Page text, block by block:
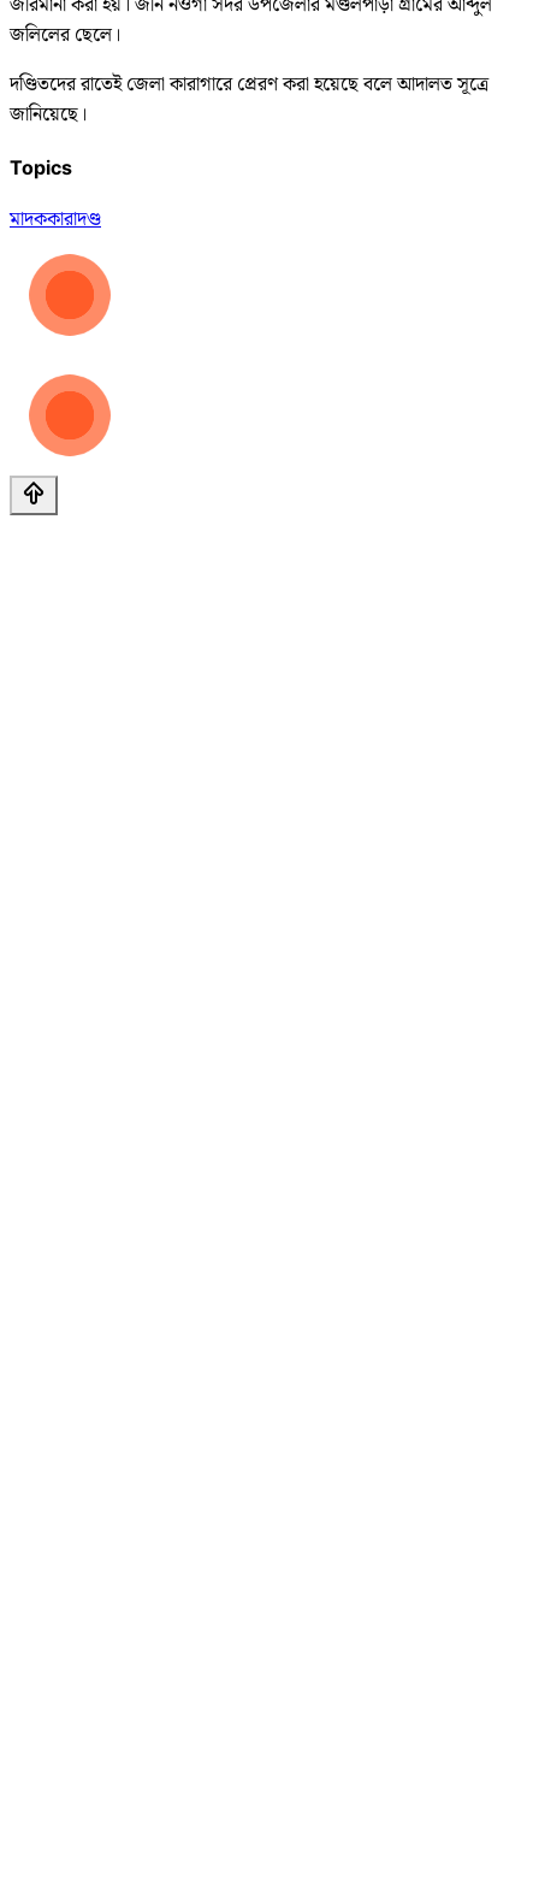
জলিলের ছেলে।
দণ্ডিতদের রাতেই জেলা কারাগারে প্রেরণ করা হয়েছে বলে আদালত সূত্রে
জানিয়েছে।
Topics
মাদককারাদণ্ড